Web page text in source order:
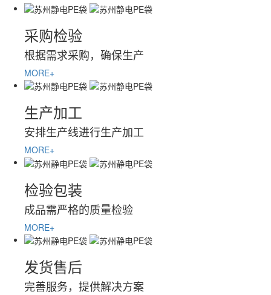
采购检验
根据需求采购，确保生产
MORE+
生产加工
安排生产线进行生产加工
MORE+
检验包装
成品需严格的质量检验
MORE+
发货售后
完善服务，提供解决方案